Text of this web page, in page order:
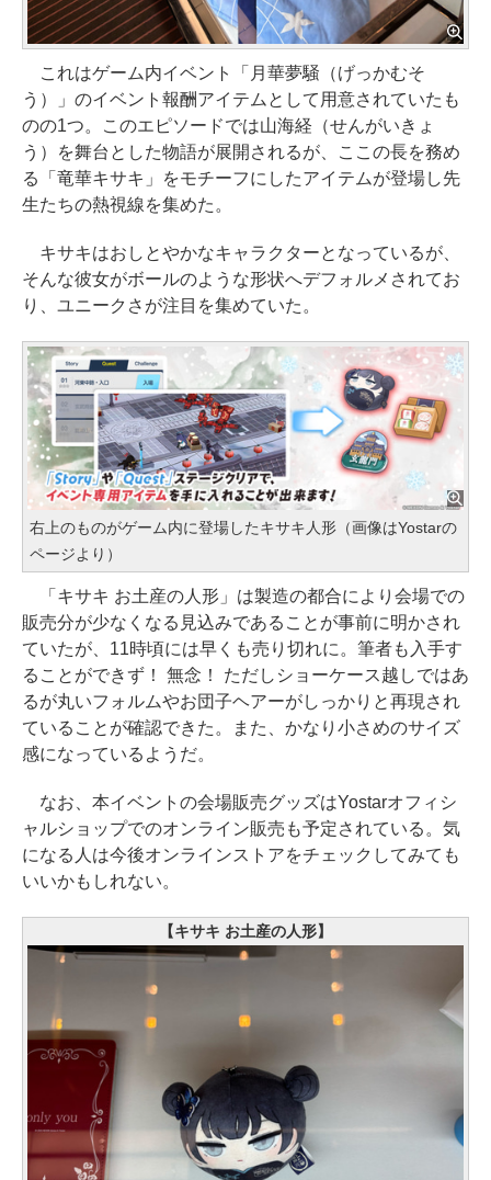
これはゲーム内イベント「月華夢騒（げっかむそ
う）」のイベント報酬アイテムとして用意されていたも
のの1つ。このエピソードでは山海経（せんがいきょ
う）を舞台とした物語が展開されるが、ここの長を務め
る「竜華キサキ」をモチーフにしたアイテムが登場し先
生たちの熱視線を集めた。
キサキはおしとやかなキャラクターとなっているが、
そんな彼女がボールのような形状へデフォルメされてお
り、ユニークさが注目を集めていた。
右上のものがゲーム内に登場したキサキ人形（画像はYostarの
ページより）
「キサキ お土産の人形」は製造の都合により会場での
販売分が少なくなる見込みであることが事前に明かされ
ていたが、11時頃には早くも売り切れに。筆者も入手す
ることができず！ 無念！ ただしショーケース越しではあ
るが丸いフォルムやお団子ヘアーがしっかりと再現され
ていることが確認できた。また、かなり小さめのサイズ
感になっているようだ。
なお、本イベントの会場販売グッズはYostarオフィシ
ャルショップでのオンライン販売も予定されている。気
になる人は今後オンラインストアをチェックしてみても
いいかもしれない。
【キサキ お土産の人形】